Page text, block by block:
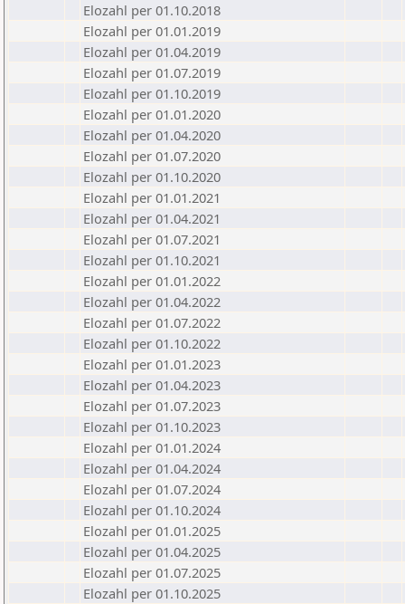
Elozahl per 01.10.2018
Elozahl per 01.01.2019
Elozahl per 01.04.2019
Elozahl per 01.07.2019
Elozahl per 01.10.2019
Elozahl per 01.01.2020
Elozahl per 01.04.2020
Elozahl per 01.07.2020
Elozahl per 01.10.2020
Elozahl per 01.01.2021
Elozahl per 01.04.2021
Elozahl per 01.07.2021
Elozahl per 01.10.2021
Elozahl per 01.01.2022
Elozahl per 01.04.2022
Elozahl per 01.07.2022
Elozahl per 01.10.2022
Elozahl per 01.01.2023
Elozahl per 01.04.2023
Elozahl per 01.07.2023
Elozahl per 01.10.2023
Elozahl per 01.01.2024
Elozahl per 01.04.2024
Elozahl per 01.07.2024
Elozahl per 01.10.2024
Elozahl per 01.01.2025
Elozahl per 01.04.2025
Elozahl per 01.07.2025
Elozahl per 01.10.2025